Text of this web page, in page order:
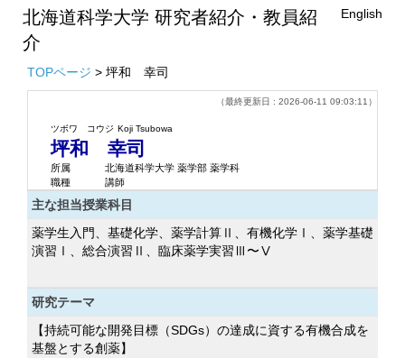
北海道科学大学 研究者紹介・教員紹
介
English
TOPページ > 坪和 幸司
（最終更新日 : 2026-06-11 09:03:11）
ツボワ コウジ Koji Tsubowa
坪和 幸司
所属
北海道科学大学 薬学部 薬学科
職種
講師
主な担当授業科目
薬学生入門、基礎化学、薬学計算Ⅱ、有機化学Ⅰ、薬学基礎
演習Ⅰ、総合演習Ⅱ、臨床薬学実習Ⅲ〜Ⅴ
研究テーマ
【持続可能な開発目標（SDGs）の達成に資する有機合成を
基盤とする創薬】